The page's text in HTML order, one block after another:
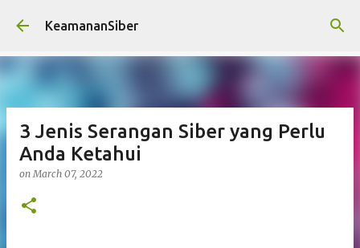
Skip to main content
KeamananSiber
3 Jenis Serangan Siber yang Perlu
Anda Ketahui
onMarch 07, 2022